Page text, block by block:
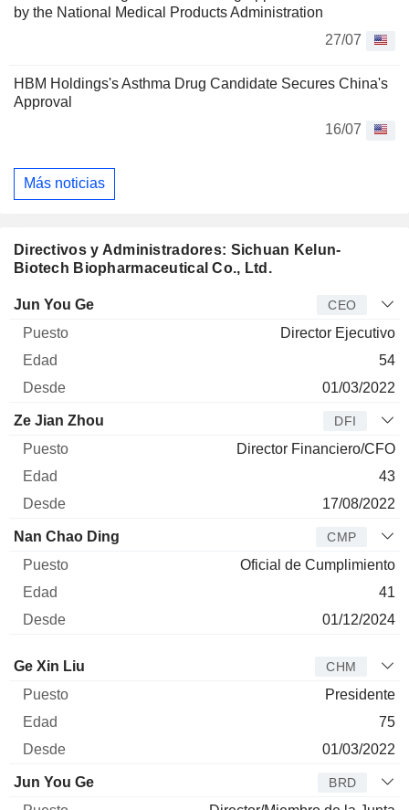
by the National Medical Products Administration
27/07
HBM Holdings's Asthma Drug Candidate Secures China's
Approval
16/07
Más noticias
Directivos y Administradores: Sichuan Kelun-
Biotech Biopharmaceutical Co., Ltd.
Director Puesto
Jun You Ge CEO
Director Ejecutivo
54
01/03/2022
Ze Jian Zhou DFI
Director Financiero/CFO
43
17/08/2022
Nan Chao Ding CMP
Oficial de Cumplimiento
41
01/12/2024
Administrador
Ge Xin Liu CHM
Presidente
75
01/03/2022
Jun You Ge BRD